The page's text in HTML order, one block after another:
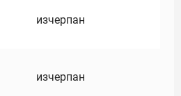
изчерпан
изчерпан